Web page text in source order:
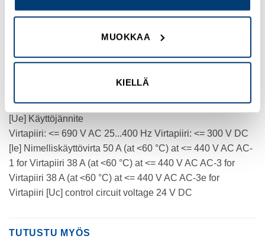
MUOKKAA
KIELLÄ
AC-1
[Ue] Käyttöjännite
Virtapiiri: <= 690 V AC 25...400 Hz Virtapiiri: <= 300 V DC
[Ie] Nimelliskäyttövirta 50 A (at <60 °C) at <= 440 V AC AC-
1 for Virtapiiri 38 A (at <60 °C) at <= 440 V AC AC-3 for
Virtapiiri 38 A (at <60 °C) at <= 440 V AC AC-3e for
Virtapiiri [Uc] control circuit voltage 24 V DC
TUTUSTU MYÖS